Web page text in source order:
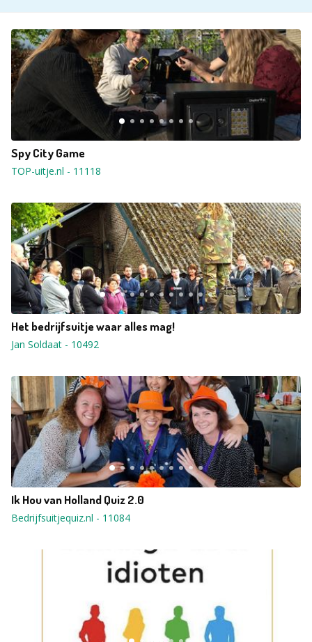
Spy City Game
TOP-uitje.nl - 11118
Het bedrijfsuitje waar alles mag!
Jan Soldaat - 10492
Ik Hou van Holland Quiz 2.0
Bedrijfsuitjequiz.nl - 11084